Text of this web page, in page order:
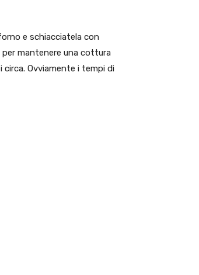
e schiacciatela con
per mantenere una cottura
Ovviamente i tempi di